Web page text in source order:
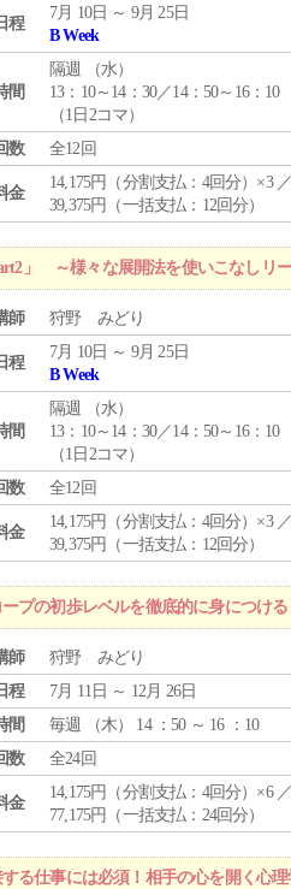
程
7月 10日 ～ 9月 25日
B Week
間
隔週 （水）
13：10～14：30／14：50～16：10
（1日2コマ）
数
全12回
金
14,175円（分割支払：4回分）×3
39,375円（一括支払：12回分）
」 ～様々な展開法を使いこなしリ
師 狩野 みどり
程
7月 10日 ～ 9月 25日
B Week
間
隔週 （水）
13：10～14：30／14：50～16：10
（1日2コマ）
数
全12回
金
14,175円（分割支払：4回分）×3
39,375円（一括支払：12回分）
プの初歩レベルを徹底的に身につける
師
狩野 みどり
程
7月 11日 ～ 12月 26日
間
毎週 （木） 14 ：50 ～ 16 ：10
数
全24回
金
14,175円（分割支払：4回分）×6
77,175円（一括支払：24回分）
る仕事には必須！相手の心を開く心理